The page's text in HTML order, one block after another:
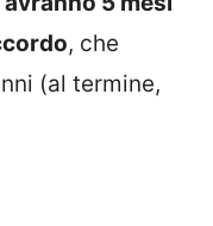
, che
(al termine,